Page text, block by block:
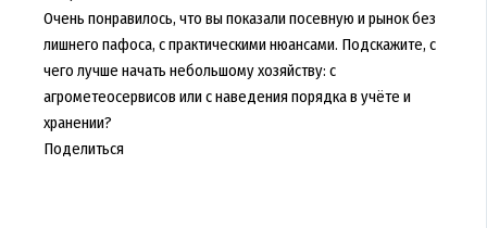
Очень понравилось, что вы показали посевную и рынок без
лишнего пафоса, с практическими нюансами. Подскажите, с
чего лучше начать небольшому хозяйству: с
агрометеосервисов или с наведения порядка в учёте и
хранении?
Поделиться